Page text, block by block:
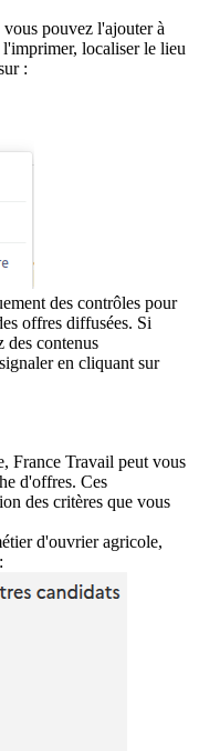
pouvez l'ajouter à
localiser le lieu
:
des contrôles pour
offres diffusées. Si
des contenus
en cliquant sur
France Travail peut vous
d'offres. Ces
des critères que vous
d'ouvrier agricole,